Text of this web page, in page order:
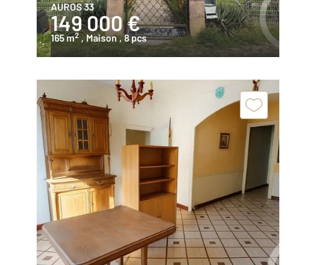
AUROS 33
149 000 €
165 m2 , Maison, 8 pcs